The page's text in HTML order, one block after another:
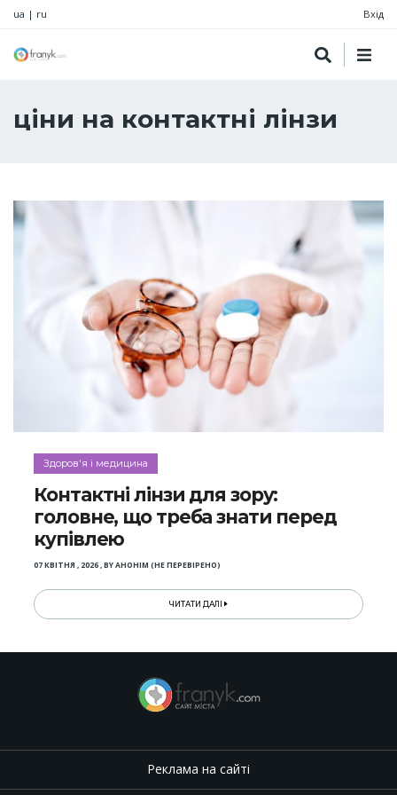
ua | ru Вхід
ціни на контактні лінзи
Здоров'я і медицина
Контактні лінзи для зору:
головне, що треба знати перед
купівлею
07 КВІТНЯ , 2026,BYАНОНІМ (НЕ ПЕРЕВІРЕНО)
ЧИТАТИ ДАЛІ
Реклама на сайті